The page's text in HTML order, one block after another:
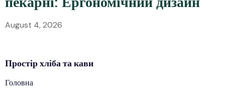
August 4, 2026
Простірхлібата кави
Головна